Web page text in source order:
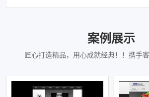
案例展示
匠心打造精品，用心成就经典！！携手